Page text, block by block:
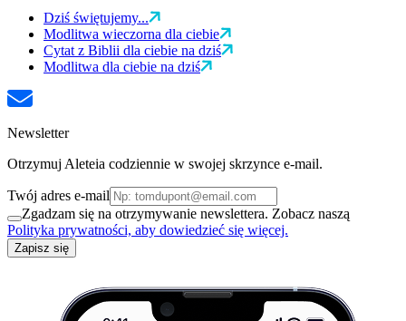
Dziś świętujemy...
Modlitwa wieczorna dla ciebie
Cytat z Biblii dla ciebie na dziś
Modlitwa dla ciebie na dziś
Newsletter
Otrzymuj Aleteia codziennie w swojej skrzynce e-mail.
Twój adres e-mail
Zgadzam się na otrzymywanie newslettera. Zobacz naszą
Polityka prywatności, aby dowiedzieć się więcej.
Zapisz się